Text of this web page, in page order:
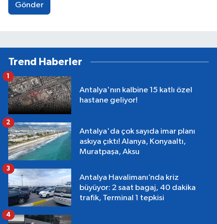
Gönder
Trend Haberler
Antalya'nın kalbine 15 katlı özel
hastane geliyor!
1
Antalya'da çok sayıda imar planı
askıya çıktı! Alanya, Konyaaltı,
Muratpaşa, Aksu
2
Antalya Havalimanı’nda kriz
büyüyor: 2 saat bagaj, 40 dakika
trafik, Terminal 1 tepkisi
3
4